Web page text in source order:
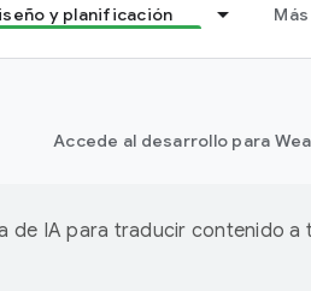
y planificación Más
Accede al desarrollo para
de IA para traducir contenido